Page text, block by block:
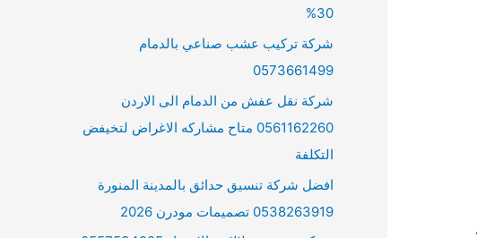
30%
شركة تركيب عشب صناعي بالدمام
0573661499
شركة نقل عفش من الدمام الى الاردن
0561162260 متاح مشاركه الاغراض لتخيفض
التكلفة
افضل شركة تنسيق حدائق بالمدينة المنورة
0538263919 تصميمات مودرن 2026